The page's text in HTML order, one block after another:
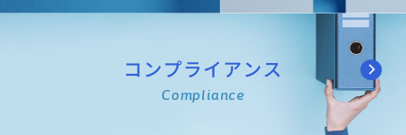
コンプライアンス
Compliance